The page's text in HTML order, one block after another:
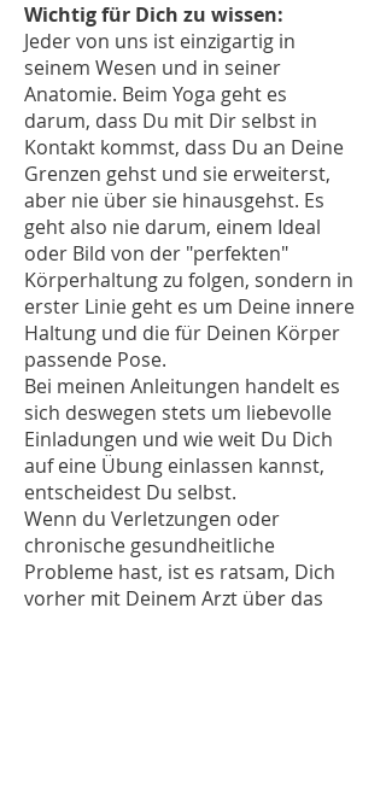
Wichtig für Dich zu wissen:
Jeder von uns ist einzigartig in
seinem Wesen und in seiner
Anatomie. Beim Yoga geht es
darum, dass Du mit Dir selbst in
Kontakt kommst, dass Du an Deine
Grenzen gehst und sie erweiterst,
aber nie über sie hinausgehst. Es
geht also nie darum, einem Ideal
oder Bild von der "perfekten"
Körperhaltung zu folgen, sondern in
erster Linie geht es um Deine innere
Haltung und die für Deinen Körper
passende Pose.
Bei meinen Anleitungen handelt es
sich deswegen stets um liebevolle
Einladungen und wie weit Du Dich
auf eine Übung einlassen kannst,
entscheidest Du selbst.
Wenn du Verletzungen oder
chronische gesundheitliche
Probleme hast, ist es ratsam, Dich
vorher mit Deinem Arzt über das